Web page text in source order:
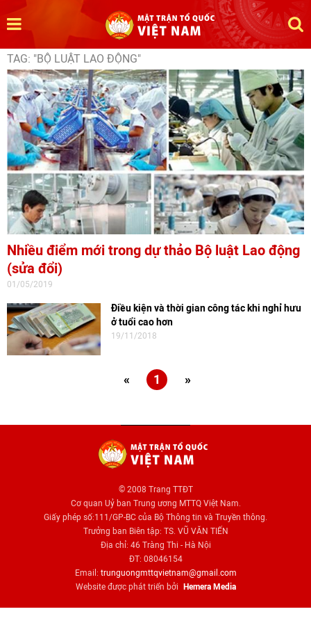
TAG: "BỘ LUẬT LAO ĐỘNG"
Nhiều điểm mới trong dự thảo Bộ luật Lao động
(sửa đổi)
01/05/2019
Điều kiện và thời gian công tác khi nghỉ hưu
ở tuổi cao hơn
19/11/2018
« 1 »
© 2008 Trang TTĐT
Cơ quan Uỷ ban Trung ương MTTQ Việt Nam.
Giấy phép số:111/GP-BC của Bộ Thông tin và Truyền thông.
Trưởng ban Biên tập: TS. VŨ VĂN TIẾN
Địa chỉ: 46 Tràng Thi - Hà Nội
ĐT: 08046154
Email: trunguongmttqvietnam@gmail.com
Website được phát triển bởi
Hemera Media